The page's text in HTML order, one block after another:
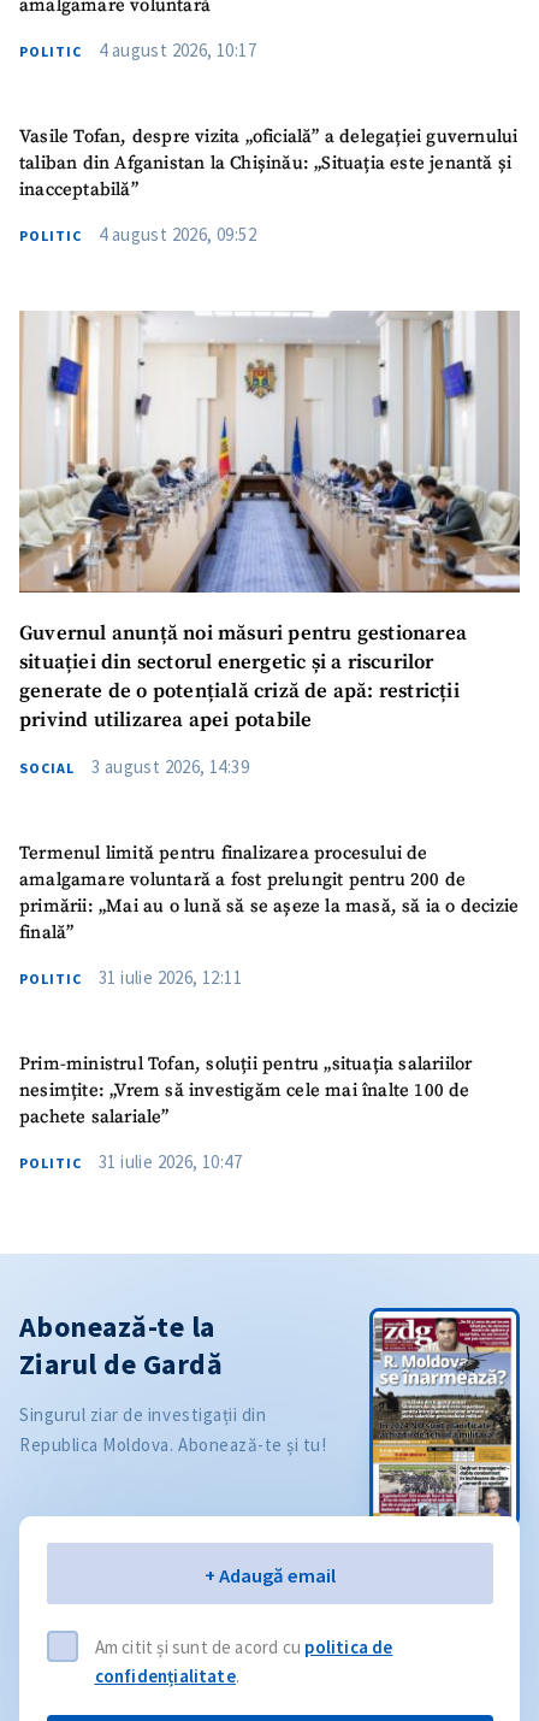
amalgamare voluntară
POLITIC 4 august 2026, 10:17
Vasile Tofan, despre vizita „oficială” a delegației guvernului
taliban din Afganistan la Chișinău: „Situația este jenantă și
inacceptabilă”
POLITIC 4 august 2026, 09:52
Guvernul anunță noi măsuri pentru gestionarea
situației din sectorul energetic și a riscurilor
generate de o potențială criză de apă: restricții
privind utilizarea apei potabile
SOCIAL 3 august 2026, 14:39
Termenul limită pentru finalizarea procesului de
amalgamare voluntară a fost prelungit pentru 200 de
primării: „Mai au o lună să se așeze la masă, să ia o decizie
finală”
POLITIC 31 iulie 2026, 12:11
Prim-ministrul Tofan, soluții pentru „situația salariilor
nesimțite: „Vrem să investigăm cele mai înalte 100 de
pachete salariale”
POLITIC 31 iulie 2026, 10:47
Abonează-te la
Ziarul de Gardă
Singurul ziar de investigații din
Republica Moldova. Abonează-te și tu!
+ Adaugă email
Am citit și sunt de acord cu politica de
confidențialitate.